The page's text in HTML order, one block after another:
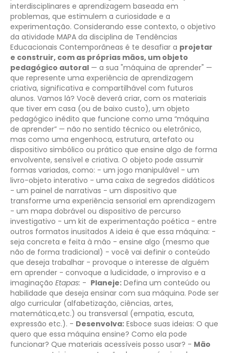
interdisciplinares e aprendizagem baseada em
problemas, que estimulem a curiosidade e a
experimentação. Considerando esse contexto, o objetivo
da atividade MAPA da disciplina de Tendências
Educacionais Contemporâneas é te desafiar a projetar
e construir, com as próprias mãos, um objeto
pedagógico autoral — a sua "máquina de aprender" —
que represente uma experiência de aprendizagem
criativa, significativa e compartilhável com futuros
alunos. Vamos lá? Você deverá criar, com os materiais
que tiver em casa (ou de baixo custo), um objeto
pedagógico inédito que funcione como uma “máquina
de aprender” — não no sentido técnico ou eletrônico,
mas como uma engenhoca, estrutura, artefato ou
dispositivo simbólico ou prático que ensine algo de forma
envolvente, sensível e criativa. O objeto pode assumir
formas variadas, como: - um jogo manipulável - um
livro-objeto interativo - uma caixa de segredos didáticos
- um painel de narrativas - um dispositivo que
transforme uma experiência sensorial em aprendizagem
- um mapa dobrável ou dispositivo de percurso
investigativo - um kit de experimentação poética - entre
outros formatos inusitados A ideia é que essa máquina: -
seja concreta e feita à mão - ensine algo (mesmo que
não de forma tradicional) - você vai definir o conteúdo
que deseja trabalhar - provoque o interesse de alguém
em aprender - convoque a ludicidade, o improviso e a
imaginação Etapas: - Planeje: Defina um conteúdo ou
habilidade que deseja ensinar com sua máquina. Pode ser
algo curricular (alfabetização, ciências, artes,
matemática,etc.) ou transversal (empatia, escuta,
expressão etc.). - Desenvolva: Esboce suas ideias: O que
quero que essa máquina ensine? Como ela pode
funcionar? Que materiais acessíveis posso usar? - Mão